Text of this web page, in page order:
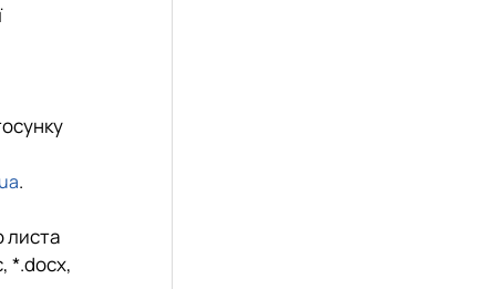
.
листа
, *.docx,